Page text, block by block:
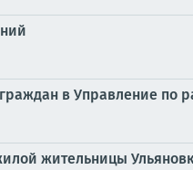
в Управление по
жительницы